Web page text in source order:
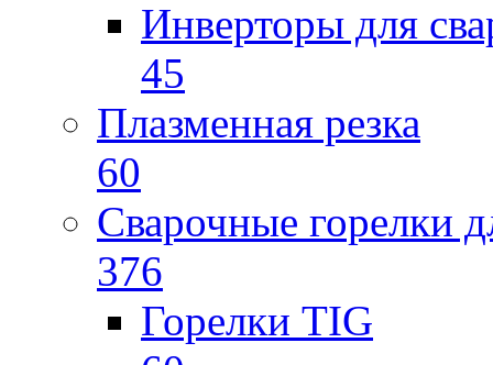
Инверторы для
45
Плазменная резка
60
Сварочные горелки
376
Горелки TIG